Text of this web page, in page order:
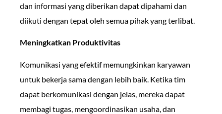
dan informasi yang diberikan dapat dipahami dan
diikuti dengan tepat oleh semua pihak yang terlibat.
Meningkatkan Produktivitas
Komunikasi yang efektif memungkinkan karyawan
untuk bekerja sama dengan lebih baik. Ketika tim
dapat berkomunikasi dengan jelas, mereka dapat
membagi tugas, mengoordinasikan usaha, dan